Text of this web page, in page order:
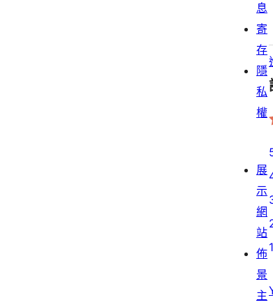
3
0
息
寄
存
隱
私
權
展
示
網
站
佈
景
主